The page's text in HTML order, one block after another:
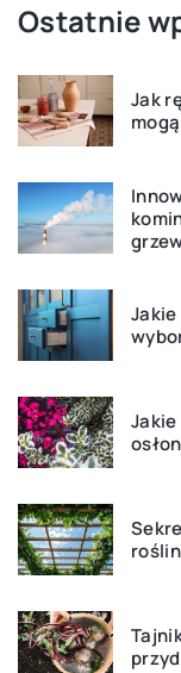
Ostatnie
Jak